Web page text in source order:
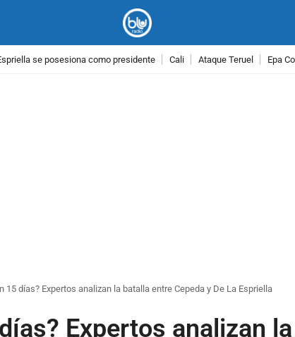
se posesiona como presidente Cali Ataque Teruel Epa
15 días? Expertos analizan la batalla entre Cepeda y De La Espriella
Expertos analizan